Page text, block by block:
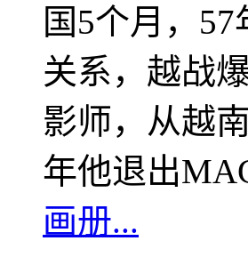
国5个月，
关系，越战
影师，从越
年他退出
画册...